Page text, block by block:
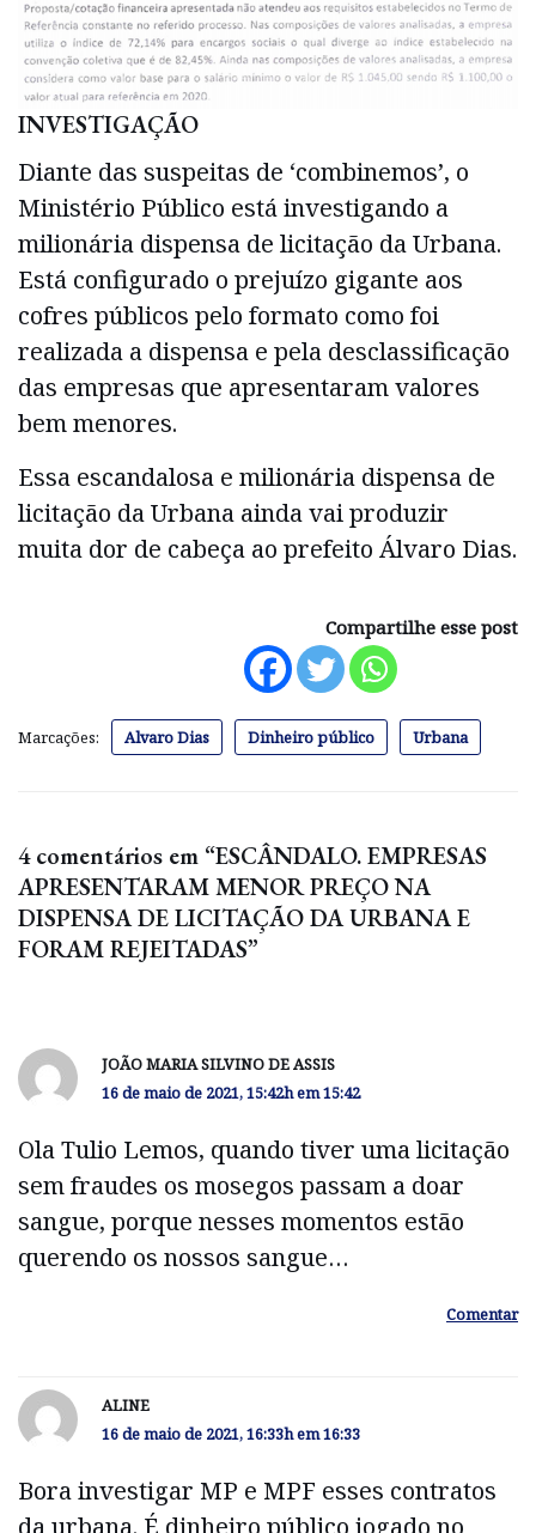
INVESTIGAÇÃO
Diante das suspeitas de ‘combinemos’, o
Ministério Público está investigando a
milionária dispensa de licitação da Urbana.
Está configurado o prejuízo gigante aos
cofres públicos pelo formato como foi
realizada a dispensa e pela desclassificação
das empresas que apresentaram valores
bem menores.
Essa escandalosa e milionária dispensa de
licitação da Urbana ainda vai produzir
muita dor de cabeça ao prefeito Álvaro Dias.
Compartilhe esse post
Marcações: Alvaro Dias Dinheiro público Urbana
4 comentários em “ESCÂNDALO. EMPRESAS
APRESENTARAM MENOR PREÇO NA
DISPENSA DE LICITAÇÃO DA URBANA E
FORAM REJEITADAS”
JOÃO MARIA SILVINO DE ASSIS
16 de maio de 2021, 15:42h em 15:42
Ola Tulio Lemos, quando tiver uma licitação
sem fraudes os mosegos passam a doar
sangue, porque nesses momentos estão
querendo os nossos sangue…
Comentar
ALINE
16 de maio de 2021, 16:33h em 16:33
Bora investigar MP e MPF esses contratos
da urbana. É dinheiro público jogado no